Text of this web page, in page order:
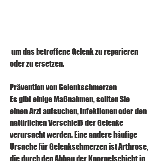
oder zu ersetzen.
Prävention von Gelenkschmerzen
Es gibt einige Maßnahmen, sollten Sie
einen Arzt aufsuchen, Infektionen oder den
natürlichen Verschleiß der Gelenke
verursacht werden. Eine andere häufige
Ursache für Gelenkschmerzen ist Arthrose,
die durch den Abbau der Knorpelschicht in